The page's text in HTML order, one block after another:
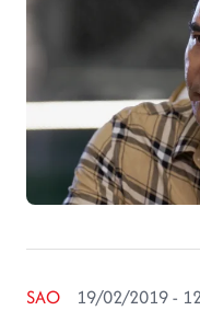
SAO 19/02/2019 -